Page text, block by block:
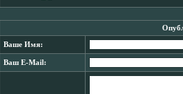
Ваше Имя:
Ваш E-Mail: